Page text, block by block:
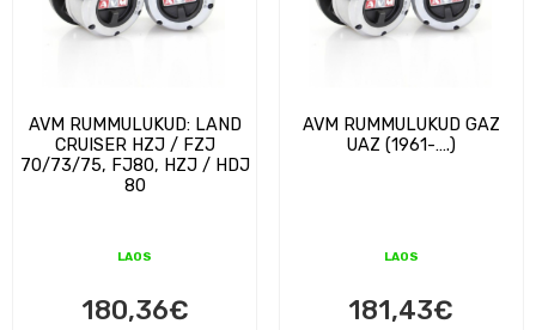
AVM RUMMULUKUD: LAND
CRUISER HZJ / FZJ
70/73/75, FJ80, HZJ / HDJ
80
LAOS
180,36€
AVM RUMMULUKUD GAZ
UAZ (1961-….)
LAOS
181,43€